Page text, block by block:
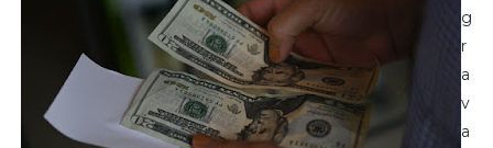
g
r
a
v
a